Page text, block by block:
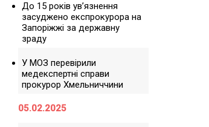
До 15 років ув’язнення
засуджено експрокурора на
Запоріжжі за державну
зраду
У МОЗ перевірили
медекспертні справи
прокурор Хмельниччини
05.02.2025